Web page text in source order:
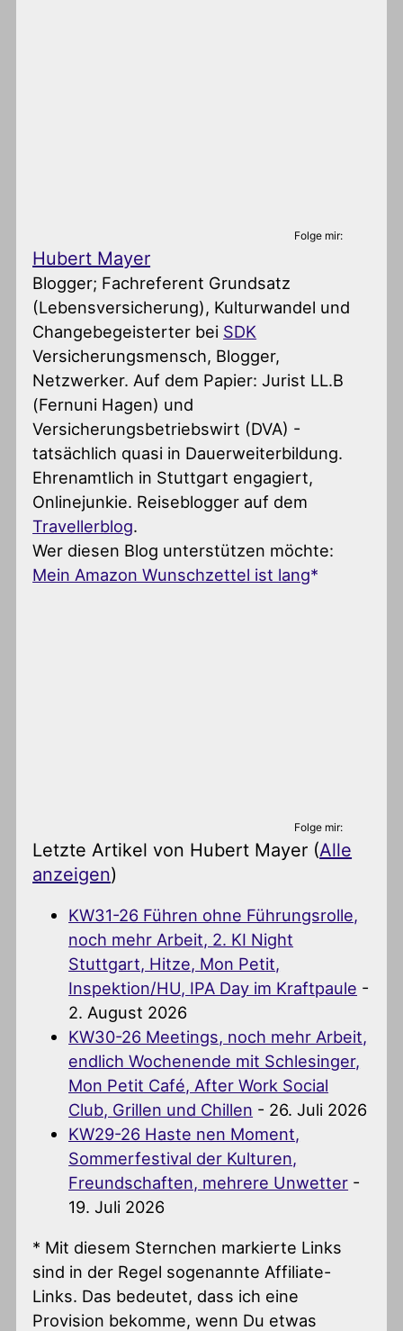
Folge mir:
Hubert Mayer
Blogger; Fachreferent Grundsatz
(Lebensversicherung), Kulturwandel und
Changebegeisterter bei SDK
Versicherungsmensch, Blogger,
Netzwerker. Auf dem Papier: Jurist LL.B
(Fernuni Hagen) und
Versicherungsbetriebswirt (DVA) -
tatsächlich quasi in Dauerweiterbildung.
Ehrenamtlich in Stuttgart engagiert,
Onlinejunkie. Reiseblogger auf dem
Travellerblog.
Wer diesen Blog unterstützen möchte:
Mein Amazon Wunschzettel ist lang
Folge mir:
Letzte Artikel von Hubert Mayer (Alle
anzeigen)
KW31-26 Führen ohne Führungsrolle,
noch mehr Arbeit, 2. KI Night
Stuttgart, Hitze, Mon Petit,
Inspektion/HU, IPA Day im Kraftpaule -
2. August 2026
KW30-26 Meetings, noch mehr Arbeit,
endlich Wochenende mit Schlesinger,
Mon Petit Café, After Work Social
Club, Grillen und Chillen - 26. Juli 2026
KW29-26 Haste nen Moment,
Sommerfestival der Kulturen,
Freundschaften, mehrere Unwetter -
19. Juli 2026
* Mit diesem Sternchen markierte Links
sind in der Regel sogenannte Affiliate-
Links. Das bedeutet, dass ich eine
Provision bekomme, wenn Du etwas